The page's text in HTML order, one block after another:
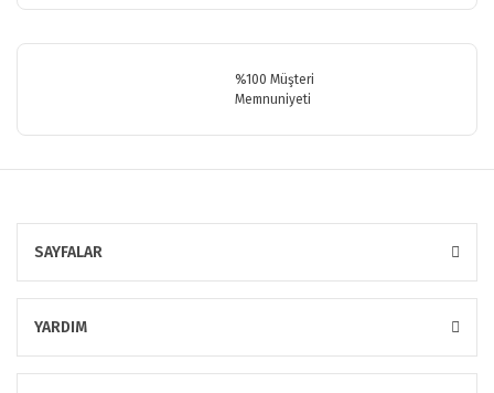
%100 Müşteri
Memnuniyeti
SAYFALAR
YARDIM